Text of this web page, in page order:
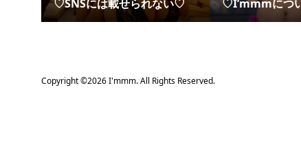
♡SNSには載せられない♡ ♡I’mmmにつ
Copyright ©2026I'mmm. All Rights Reserved.